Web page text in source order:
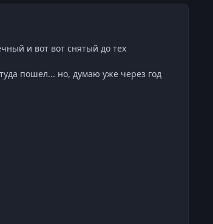
и вот вот снятый до тех
пошел... но, думаю уже через год